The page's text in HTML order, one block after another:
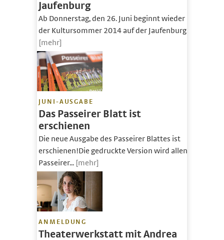
Jaufenburg
Ab Donnerstag, den 26. Juni beginnt wieder
der Kultursommer 2014 auf der Jaufenburg.
[mehr]
JUNI-AUSGABE
Das Passeirer Blatt ist
erschienen
Die neue Ausgabe des Passeirer Blattes ist
erschienen!Die gedruckte Version wird allen
Passeirer... [mehr]
ANMELDUNG
Theaterwerkstatt mit Andrea